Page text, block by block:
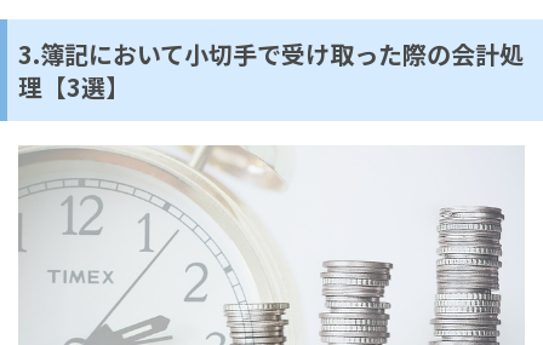
3.簿記において小切手で受け取った際の会計処
理【3選】